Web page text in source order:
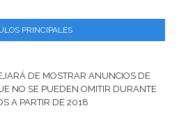
PRINCIPALES
DE MOSTRAR ANUNCIOS DE
NO SE PUEDEN OMITIR DURANTE
A PARTIR DE 2018